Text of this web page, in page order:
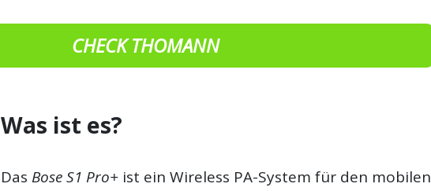
CHECK THOMANN
Was ist es?
Das Bose S1 Pro+ ist ein Wireless PA-System für den mobilen